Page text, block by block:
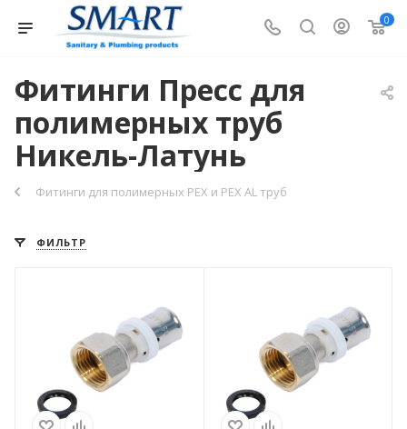
0
Фитинги Пресс для
полимерных труб
Никель-Латунь
Фитинги для полимерных PEX и PEX AL труб
ФИЛЬТР